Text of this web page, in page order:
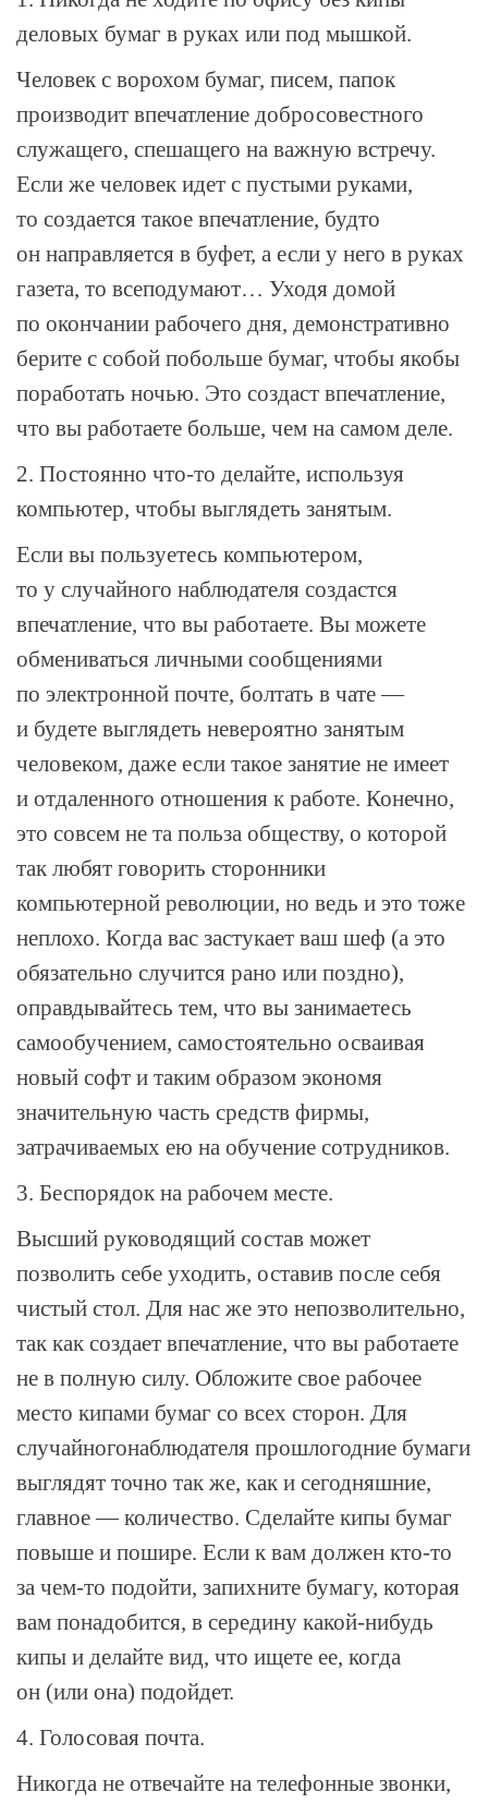
деловых бумаг в руках или под мышкой.
Человек с ворохом бумаг, писем, папок
производит впечатление добросовестного
служащего, спешащего на важную встречу.
Если же человек идет с пустыми руками,
то создается такое впечатление, будто
он направляется в буфет, а если у него в руках
газета, то всеподумают… Уходя домой
по окончании рабочего дня, демонстративно
берите с собой побольше бумаг, чтобы якобы
поработать ночью. Это создаст впечатление,
что вы работаете больше, чем на самом деле.
2. Постоянно что-то делайте, используя
компьютер, чтобы выглядеть занятым.
Если вы пользуетесь компьютером,
то у случайного наблюдателя создастся
впечатление, что вы работаете. Вы можете
обмениваться личными сообщениями
по электронной почте, болтать в чате —
и будете выглядеть невероятно занятым
человеком, даже если такое занятие не имеет
и отдаленного отношения к работе. Конечно,
это совсем не та польза обществу, о которой
так любят говорить сторонники
компьютерной революции, но ведь и это тоже
неплохо. Когда вас застукает ваш шеф (а это
обязательно случится рано или поздно),
оправдывайтесь тем, что вы занимаетесь
самообучением, самостоятельно осваивая
новый софт и таким образом экономя
значительную часть средств фирмы,
затрачиваемых ею на обучение сотрудников.
3. Беспорядок на рабочем месте.
Высший руководящий состав может
позволить себе уходить, оставив после себя
чистый стол. Для нас же это непозволительно,
так как создает впечатление, что вы работаете
не в полную силу. Обложите свое рабочее
место кипами бумаг со всех сторон. Для
случайногонаблюдателя прошлогодние бумаги
выглядят точно так же, как и сегодняшние,
главное — количество. Сделайте кипы бумаг
повыше и пошире. Если к вам должен кто-то
за чем-то подойти, запихните бумагу, которая
вам понадобится, в середину какой-нибудь
кипы и делайте вид, что ищете ее, когда
он (или она) подойдет.
4. Голосовая почта.
Никогда не отвечайте на телефонные звонки,